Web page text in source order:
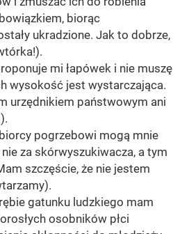
biorąc
ukradzione. Jak to dobrze,
mi łapówek i nie muszę
wysokość jest wystarczająca.
urzędnikiem państwowym ani
pogrzebowi mogą mnie
za skórwyszukiwacza, a tym
szczęście, że nie jestem
gatunku ludzkiego mam
osobników płci